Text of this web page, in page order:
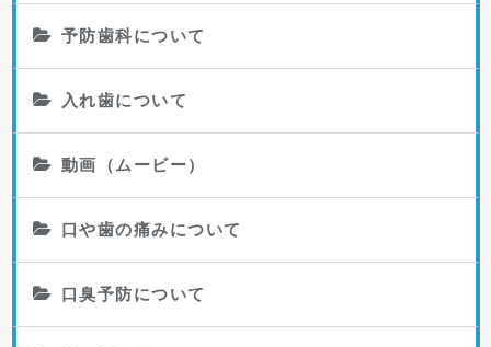
予防歯科について
入れ歯について
動画（ムービー）
口や歯の痛みについて
口臭予防について